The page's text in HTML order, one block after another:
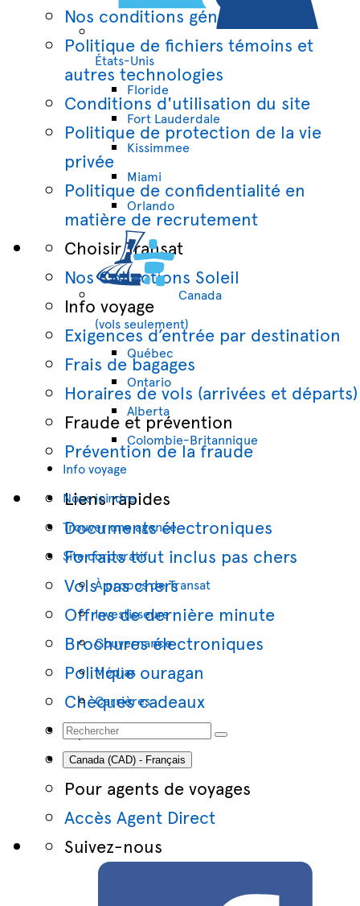
États-Unis
Floride
Fort Lauderdale
Kissimmee
Miami
Orlando
Canada
(vols seulement)
Québec
Ontario
Alberta
Colombie-Britannique
Info voyage
Nous joindre
Trouver une agence
Site corporatif
À propos de Transat
Investisseurs
Gouvernance
Médias
Carrières
Canada (CAD) - Français
Nos conditions générales
Politique de fichiers témoins et
autres technologies
Conditions d'utilisation du site
Politique de protection de la vie
privée
Politique de confidentialité en
matière de recrutement
Choisir Transat
Nos Collections Soleil
Info voyage
Exigences d’entrée par destination
Frais de bagages
Horaires de vols (arrivées et départs)
Fraude et prévention
Prévention de la fraude
Liens rapides
Documents électroniques
Forfaits tout inclus pas chers
Vols pas chers
Offres de dernière minute
Brochures électroniques
Politique ouragan
Chèques cadeaux
Option Flex
Plan du site
Pour agents de voyages
Accès Agent Direct
Suivez-nous